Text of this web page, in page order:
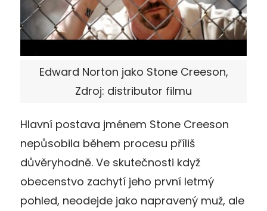
Edward Norton jako Stone Creeson,
Zdroj: distributor filmu
Hlavní postava jménem Stone Creeson
nepůsobila během procesu příliš
důvěryhodně. Ve skutečnosti když
obecenstvo zachytí jeho první letmý
pohled, neodejde jako napravený muž, ale